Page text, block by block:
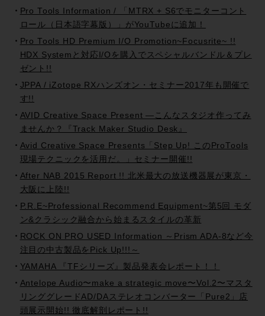
Pro Tools Information / 「MTRX + S6でモニターコント
ロール（日本語字幕版）」がYouTubeに追加！
Pro Tools HD Premium I/O Promotion~Focusrite~ !!
HDX Systemと対応I/Oを購入でスペシャルバンドル＆プレ
ゼント!!
JPPA / iZotope RXハンズオン・セミナー2017年も開催で
す!!
AVID Creative Space Present —こんなスタジオ作ってみ
ませんか？『Track Maker Studio Desk』
Avid Creative Space Presents「Step Up! このProTools
現場テクニックを活用だ。」セミナー開催!!
After NAB 2015 Report !! 北米最大の放送機器展が東京・
大阪に上陸!!
P.R.E~Professional Recommend Equipment~第5回 モダ
ン&クラシック融合から始まるスタイルの革新
ROCK ON PRO USED Information ～Prism ADA-8など今
注目の中古製品をPick Up!!!～
YAMAHA 『TFシリーズ』製品発表会レポート！！
Antelope Audio〜make a strategic move〜Vol.2〜マスタ
リンググレードAD/DAステレオコンバーター「Pure2」店
頭展示開始!! 徹底解剖レポート!!